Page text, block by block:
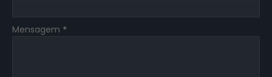
Mensagem *